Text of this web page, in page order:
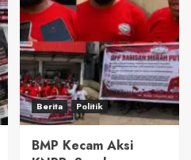
Berita Politik
BMP Kecam Aksi